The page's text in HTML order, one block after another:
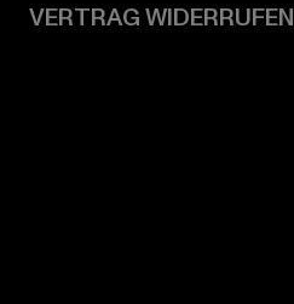
VERTRAG WIDERRUFEN